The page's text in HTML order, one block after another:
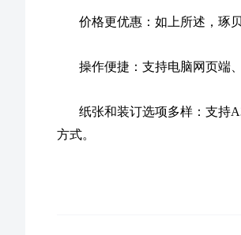
价格更优惠：如上所述，琢
操作便捷：支持电脑网页端
纸张和装订选项多样：支持
方式。